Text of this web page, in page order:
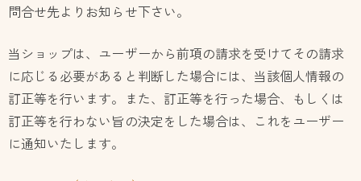
問合せ先よりお知らせ下さい。
当ショップは、ユーザーから前項の請求を受けてその請求
に応じる必要があると判断した場合には、当該個人情報の
訂正等を行います。また、訂正等を行った場合、もしくは
訂正等を行わない旨の決定をした場合は、これをユーザー
に通知いたします。